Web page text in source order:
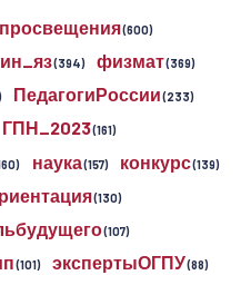
(600)
ин_яз(394) физмат(369)
ПедагогиРоссии(233)
ГПН_2023(161)
наука(157) конкурс(139)
(130)
(107)
(101) экспертыОГПУ(88)